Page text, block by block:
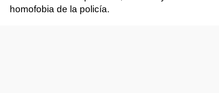
homofobia de la policía.